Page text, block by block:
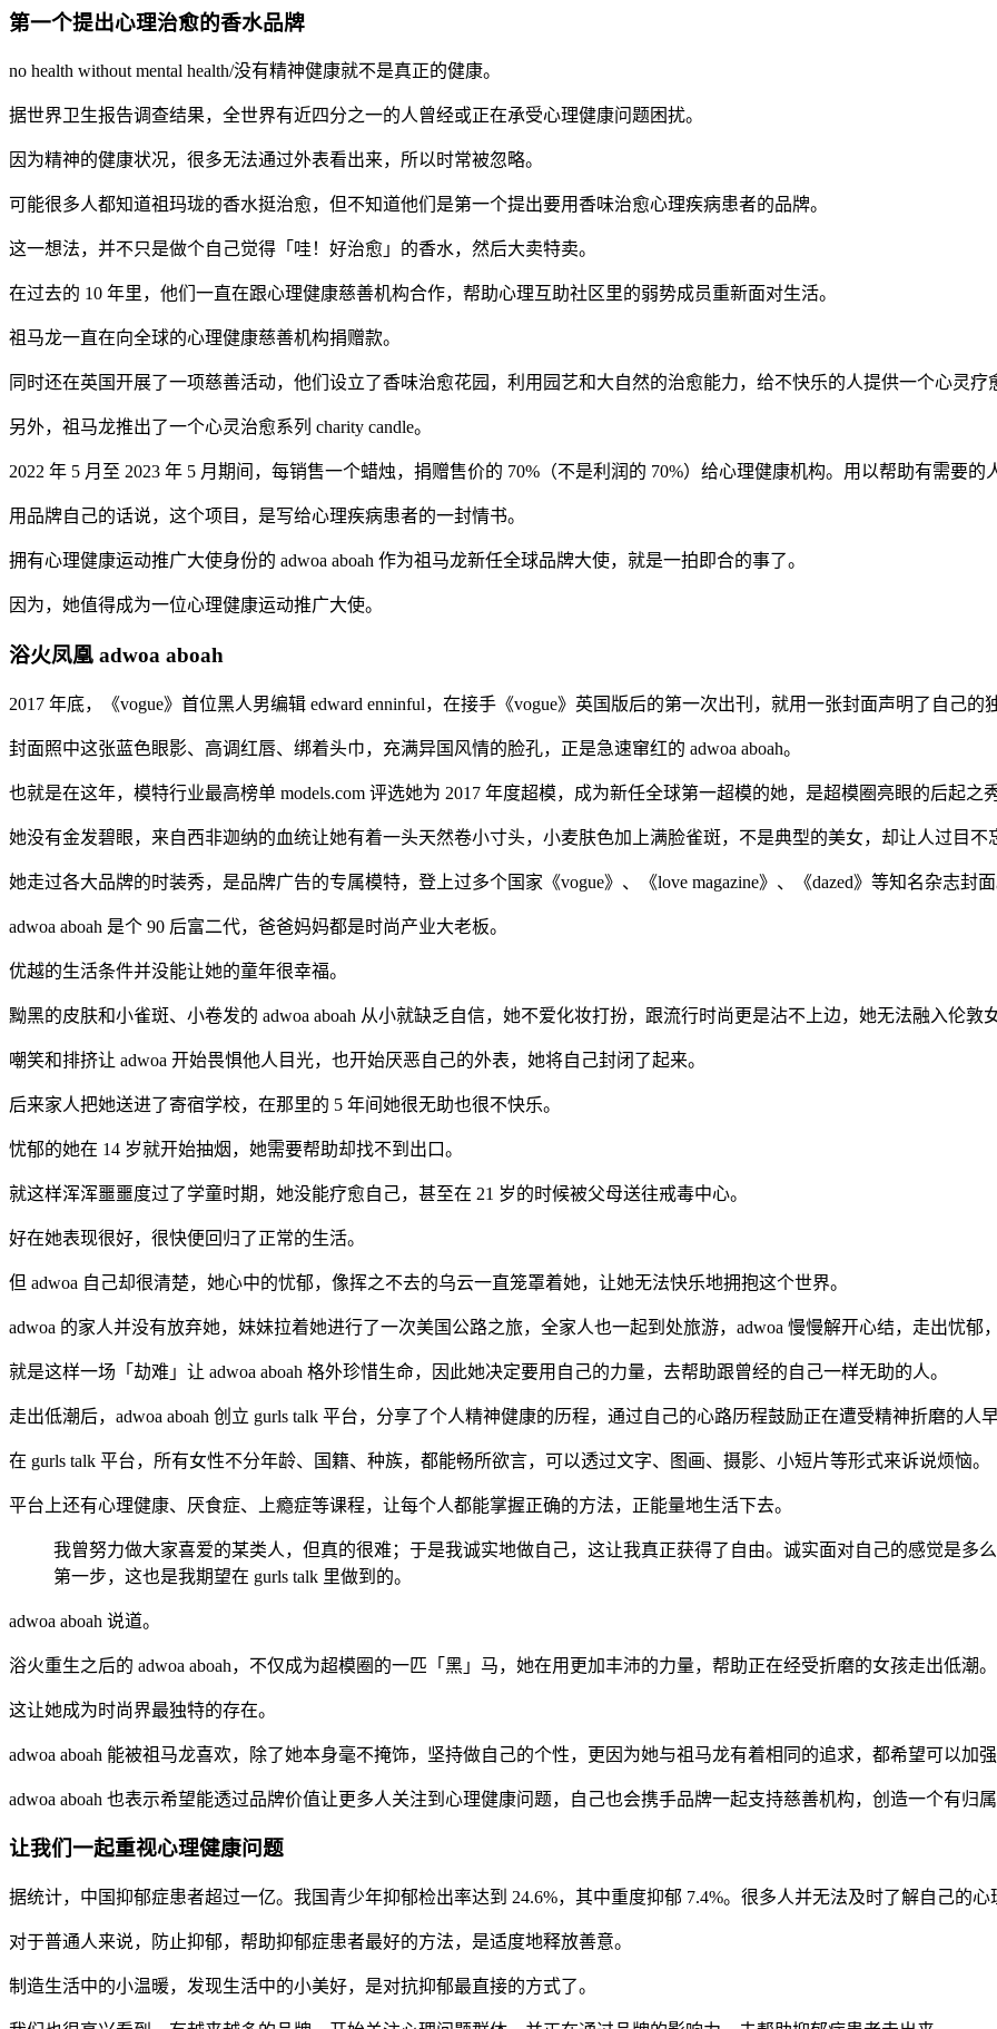
第一个提出心理治愈的香水品牌
no health without mental health/没有精神健康就不是真正的健康。
据世界卫生报告调查结果，全世界有近四分之一的人曾经或正在承受心理健康问题困扰。
因为精神的健康状况，很多无法通过外表看出来，所以时常被忽略。
可能很多人都知道祖玛珑的香水挺治愈，但不知道他们是第一个提出要用香味治愈心理疾病患者的品牌。
这一想法，并不只是做个自己觉得「哇！好治愈」的香水，然后大卖特卖。
在过去的 10 年里，他们一直在跟心理健康慈善机构合作，帮助心理互助社区里的弱势成员重新面对生活。
祖马龙一直在向全球的心理健康慈善机构捐赠款。
同时还在英国开展了一项慈善活动，他们设立了香味治愈花园，利用园艺和大自然的治愈能力，给不快乐的人提供一个心灵疗
另外，祖马龙推出了一个心灵治愈系列 charity candle。
2022 年 5 月至 2023 年 5 月期间，每销售一个蜡烛，捐赠售价的 70%（不是利润的 70%）给心理健康机构。用以帮助有需要的
用品牌自己的话说，这个项目，是写给心理疾病患者的一封情书。
拥有心理健康运动推广大使身份的 adwoa aboah 作为祖马龙新任全球品牌大使，就是一拍即合的事了。
因为，她值得成为一位心理健康运动推广大使。
浴火凤凰 adwoa aboah
2017 年底，《vogue》首位黑人男编辑 edward enninful，在接手《vogue》英国版后的第一次出刊，就用一张封面声明了自己的
封面照中这张蓝色眼影、高调红唇、绑着头巾，充满异国风情的脸孔，正是急速窜红的 adwoa aboah。
也就是在这年，模特行业最高榜单 models.com 评选她为 2017 年度超模，成为新任全球第一超模的她，是超模圈亮眼的后起之秀
她没有金发碧眼，来自西非迦纳的血统让她有着一头天然卷小寸头，小麦肤色加上满脸雀斑，不是典型的美女，却让人过目不
她走过各大品牌的时装秀，是品牌广告的专属模特，登上过多个国家《vogue》、《love magazine》、《dazed》等知名杂志封面
adwoa aboah 是个 90 后富二代，爸爸妈妈都是时尚产业大老板。
优越的生活条件并没能让她的童年很幸福。
黝黑的皮肤和小雀斑、小卷发的 adwoa aboah 从小就缺乏自信，她不爱化妆打扮，跟流行时尚更是沾不上边，她无法融入伦敦
嘲笑和排挤让 adwoa 开始畏惧他人目光，也开始厌恶自己的外表，她将自己封闭了起来。
后来家人把她送进了寄宿学校，在那里的 5 年间她很无助也很不快乐。
忧郁的她在 14 岁就开始抽烟， 她需要帮助却找不到出口。
就这样浑浑噩噩度过了学童时期，她没能疗愈自己，甚至在 21 岁的时候被父母送往戒毒中心。
好在她表现很好，很快便回归了正常的生活。
但 adwoa 自己却很清楚，她心中的忧郁，像挥之不去的乌云一直笼罩着她，让她无法快乐地拥抱这个世界。
adwoa 的家人并没有放弃她，妹妹拉着她进行了一次美国公路之旅，全家人也一起到处旅游，adwoa 慢慢解开心结，走出忧郁
就是这样一场「劫难」让 adwoa aboah 格外珍惜生命，因此她决定要用自己的力量，去帮助跟曾经的自己一样无助的人。
走出低潮后，adwoa aboah 创立 gurls talk 平台，分享了个人精神健康的历程，通过自己的心路历程鼓励正在遭受精神折磨的人
在 gurls talk 平台，所有女性不分年龄、国籍、种族，都能畅所欲言，可以透过文字、图画、摄影、小短片等形式来诉说烦恼。
平台上还有心理健康、厌食症、上瘾症等课程，让每个人都能掌握正确的方法，正能量地生活下去。
我曾努力做大家喜爱的某类人，但真的很难；于是我诚实地做自己，这让我真正获得了自由。诚实面对自己的感觉是多
第一步，这也是我期望在 gurls talk 里做到的。
adwoa aboah 说道。
浴火重生之后的 adwoa aboah，不仅成为超模圈的一匹「黑」马，她在用更加丰沛的力量，帮助正在经受折磨的女孩走出低潮。
这让她成为时尚界最独特的存在。
adwoa aboah 能被祖马龙喜欢，除了她本身毫不掩饰，坚持做自己的个性，更因为她与祖马龙有着相同的追求，都希望可以加
adwoa aboah 也表示希望能透过品牌价值让更多人关注到心理健康问题，自己也会携手品牌一起支持慈善机构，创造一个有归属
让我们一起重视心理健康问题
据统计，中国抑郁症患者超过一亿。我国青少年抑郁检出率达到 24.6%，其中重度抑郁 7.4%。很多人并无法及时了解自己的心
对于普通人来说，防止抑郁，帮助抑郁症患者最好的方法，是适度地释放善意。
制造生活中的小温暖，发现生活中的小美好，是对抗抑郁最直接的方式了。